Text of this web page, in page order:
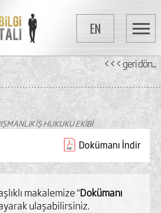
EN
<<< geri dön...
İŞ HUKUKU EKİBİ
Dokümanı İndir
makalemize "Dokümanı
ulaşabilirsiniz.